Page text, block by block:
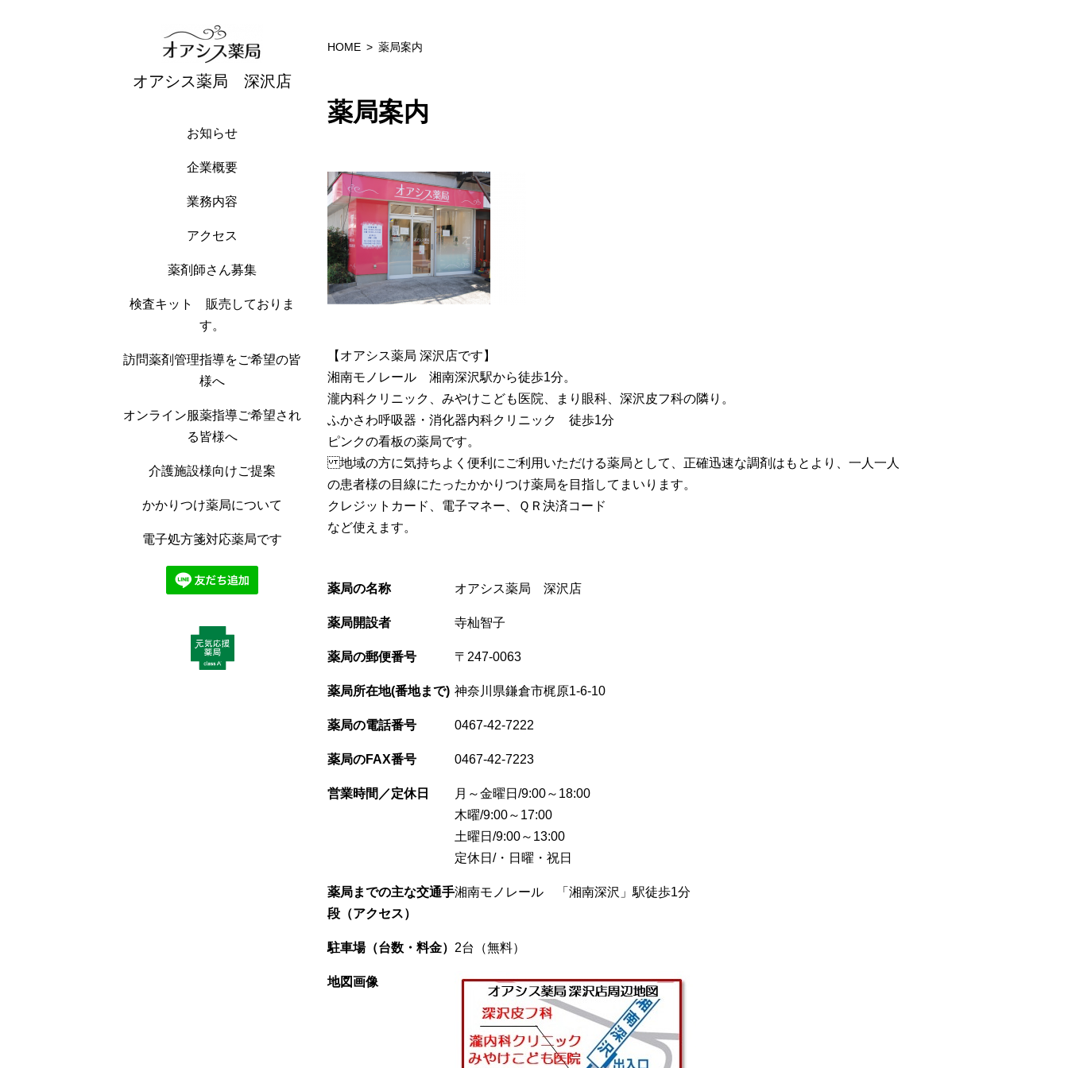
オアシス薬局 深沢店
お知らせ
企業概要
業務内容
アクセス
薬剤師さん募集
検査キット 販売しておりま
す。
訪問薬剤管理指導をご希望の皆
様へ
オンライン服薬指導ご希望され
る皆様へ
介護施設様向けご提案
かかりつけ薬局について
電子処方箋対応薬局です
HOME 薬局案内
薬局案内
【オアシス薬局 深沢店です】
湘南モノレール 湘南深沢駅から徒歩1分。
瀧内科クリニック、みやけこども医院、まり眼科、深沢皮フ科の隣り。
ふかさわ呼吸器・消化器内科クリニック 徒歩1分
ピンクの看板の薬局です。
地域の方に気持ちよく便利にご利用いただける薬局として、正確迅速な調剤はもとより、一人一人
の患者様の目線にたったかかりつけ薬局を目指してまいります。
クレジットカード、電子マネー、ＱＲ決済コード
など使えます。
薬局の名称 オアシス薬局 深沢店
薬局開設者 寺杣智子
薬局の郵便番号 〒247-0063
薬局所在地(番地まで) 神奈川県鎌倉市梶原1-6-10
薬局の電話番号 0467-42-7222
薬局のFAX番号 0467-42-7223
営業時間／定休日
月～金曜日/9:00～18:00
木曜/9:00～17:00
土曜日/9:00～13:00
定休日/・日曜・祝日
薬局までの主な交通手
段（アクセス）
湘南モノレール 「湘南深沢」駅徒歩1分
駐車場（台数・料金） 2台（無料）
地図画像